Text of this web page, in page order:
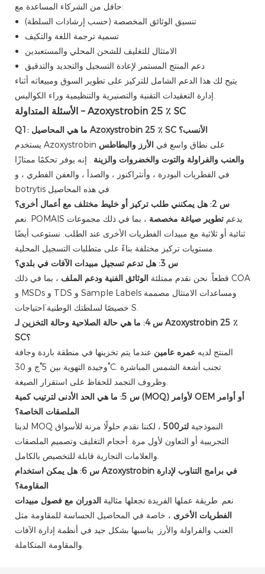
حافل من الشركاء المساعدة مع:
تنسيق الوثائق المخصصة (حسب إرشادات السلطة)
تسمية ترجمة اللغة والتكيف
الامتثال للتغليف للشحن المحلي والمستعبدين
دعم المنتج المستمر لإعادة التسجيل والتجديد والتدقيق
يتيح لك هذا الدعم الشامل للتركيز على تطوير السوق ومبيعاته أثناء
إدارة التعقيدات التقنية والتصنيرية والتنظيمية وراء الكواليس.
الأسئلة المتداولة – Azoxystrobin 25 ٪ SC
Q1: ما هي المحاصيل Azoxystrobin 25 ٪ SC الأنسب؟
يستخدم Azoxystrobin على نطاق واسع في الأرز والبطاطس
والعنب والفراولة والتوت والخضروات والزينة . إنه يوفر تحكمًا ممتازًا
في الفطريات البودرة ، وأنثراكنوز ، والصدأ ، والعفن الفطري ، و
botrytis في هذه المحاصيل.
س 2: هل يمكنني طلب تركيز أو خليط مختلف مع أعمال أخرى؟
نعم. POMAIS يدعم تطوير صياغة مخصصة ، بما في ذلك مجموعات
ثنائية أو ثلاثية مع مبيدات الفطريات الأخرى عند الطلب. نستوعب أيضًا
مستويات تركيز مختلفة بناءً على متطلبات التسجيل المحلية.
س 3: هل تدعم تسجيل مبيدات الآفات في بلدي؟
قطعاً. نحن نقدم ممتلئة الوثائق الفنية ودعم الملف ، بما في ذلك COA
و MSDs و TDS و Sample Labels ومساعدات الامتثال مصممة
خصيصًا لسلطتك الوطنية’احتياجات S.
س 4: ما هي حالة الصلاحية وحالة التخزين لـ Azoxystrobin 25 ٪
SC؟
المنتج لديه عمره عامين عندما يتم تخزينها في منطقة باردة وجافة
وجيدة التهوية بين 5°ج و 30°C. تجنب أشعة الشمس المباشرة
وظروف التجمد للحفاظ على استقرار الصيغة.
س 5: ما هي الحد الأدنى لترتيب كمية (MOQ) لأوامر OEM أو أوامر
الملصقات الخاصة؟
لدينا MOQ النموذجية لتر500
، لكننا نقدم حلولًا مرنة للأسواق
التجريبية أو التعاون لأول مرة. أحجام التغليف وتصميم الملصقات
والعلامات التجارية قابلة للتخصيص بالكامل.
س 6: هل يمكن استخدام Azoxystrobin في برامج التناوب لإدارة
المقاومة؟
نعم. طريقة عملها الفريدة تجعلها مثالية الدوران مع فصول مبيدات
الفطريات الأخرى ، خاصة في المحاصيل الحساسة للمقاومة مثل
العنب والفراولة والأرز. يناسبها بشكل جيد في أنظمة إدارة الآفات
والمقاومة المتكاملة.